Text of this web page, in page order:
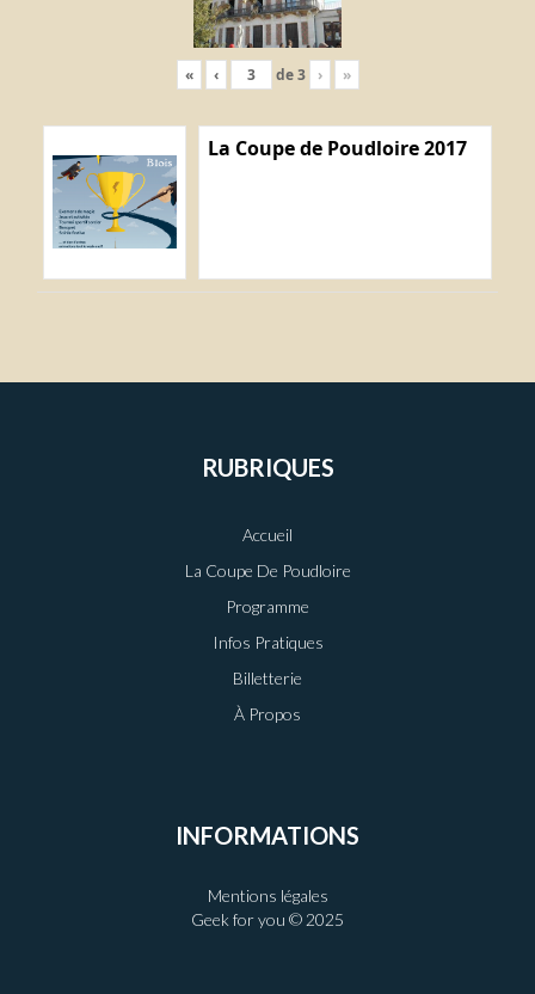
« ‹ de3 › »
La Coupe de Poudloire 2017
RUBRIQUES
Accueil
La Coupe De Poudloire
Programme
Infos Pratiques
Billetterie
À Propos
INFORMATIONS
Mentions légales
Geek for you © 2025